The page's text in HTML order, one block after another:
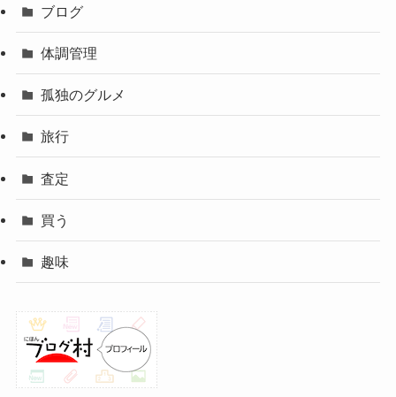
ブログ
体調管理
孤独のグルメ
旅行
査定
買う
趣味